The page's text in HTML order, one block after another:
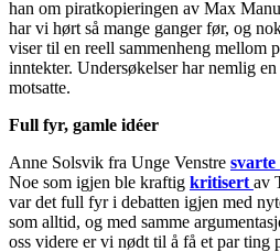
han om piratkopieringen av Max
har vi hørt så mange ganger før, og
viser til en reell sammenheng mellom
inntekter. Undersøkelser har nemlig
motsatte.
Full fyr, gamle idéer
Anne Solsvik fra Unge Venstre svarte
Noe som igjen ble kraftig kritisert av
var det full fyr i debatten igjen med
som alltid, og med samme
oss videre er vi nødt til å få et par ting